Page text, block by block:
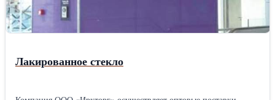
Лакированное стекло